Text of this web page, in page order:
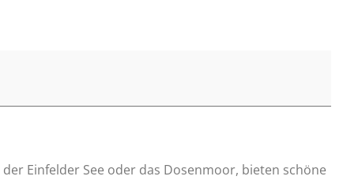
Einfelder See oder das Dosenmoor, bieten schöne